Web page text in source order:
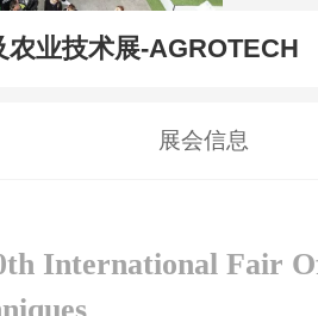
业技术展-AGROTECH
展会信息
International Fair